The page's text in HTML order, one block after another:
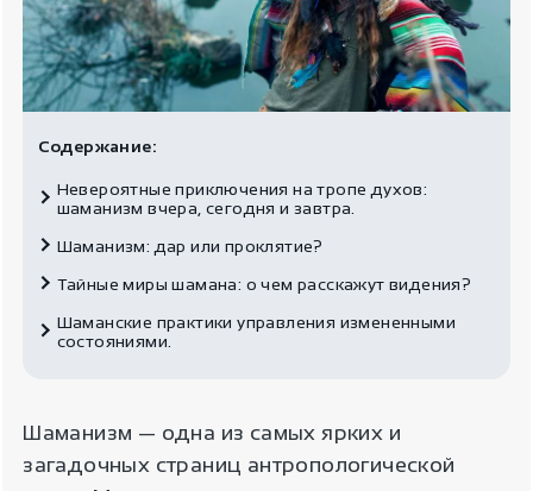
Содержание:
Невероятные приключения на тропе духов:
шаманизм вчера, сегодня и завтра.
Шаманизм: дар или проклятие?
Тайные миры шамана: о чем расскажут видения?
Шаманские практики управления измененными
состояниями.
Шаманизм — одна из самых ярких и
загадочных страниц антропологической